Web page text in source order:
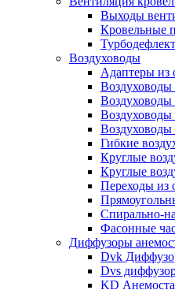
Выходы
Кровельные
Воздуховоды
Адаптеры из
Гибкие
Круглые
Круглые
Переходы из
Спирально-
Фасонные
Диффузоры
Dvk
Dvs
KD